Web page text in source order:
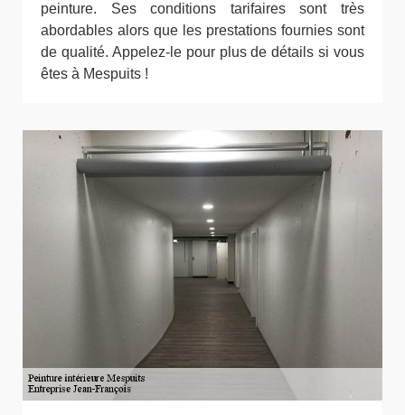
peinture. Ses conditions tarifaires sont très
abordables alors que les prestations fournies sont
de qualité. Appelez-le pour plus de détails si vous
êtes à Mespuits !